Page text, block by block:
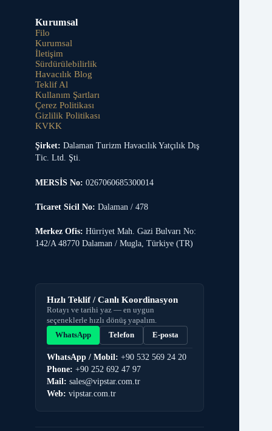
Kurumsal
Filo
Kurumsal
İletişim
Sürdürülebilirlik
Havacılık Blog
Teklif Al
Kullanım Şartları
Çerez Politikası
Gizlilik Politikası
KVKK
Şirket: Dalaman Turizm Havacılık Yatçılık Dış
Tic. Ltd. Şti.
MERSİS No: 0267060685300014
Ticaret Sicil No: Dalaman / 478
Merkez Ofis: Hürriyet Mah. Gazi Bulvarı No:
142/A 48770 Dalaman / Mugla, Türkiye (TR)
Hızlı Teklif / Canlı Koordinasyon
Rotayı ve tarihi yaz — en uygun
seçeneklerle hızlı dönüş yapalım.
WhatsApp
Telefon E-posta
WhatsApp / Mobil: +90 532 569 24 20
Phone: +90 252 692 47 97
Mail: sales@vipstar.com.tr
Web: vipstar.com.tr